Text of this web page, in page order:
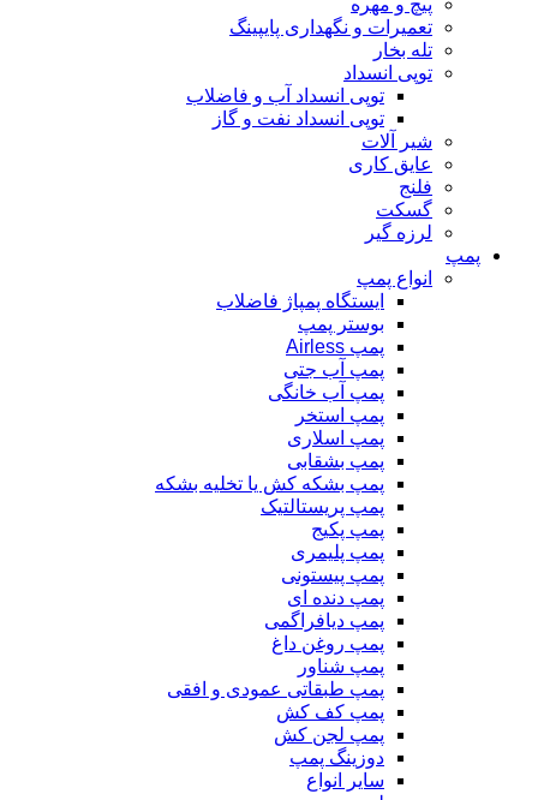
پیچ و مهره
تعمیرات و نگهداری پایپینگ
تله بخار
توپی انسداد
توپی انسداد آب و فاضلاب
توپی انسداد نفت و گاز
شیر آلات
عایق کاری
فلنج
گسکت
لرزه گیر
پمپ
انواع پمپ
ایستگاه پمپاژ فاضلاب
بوستر پمپ
پمپ Airless
پمپ آب جتی
پمپ آب خانگی
پمپ استخر
پمپ اسلاری
پمپ بشقابی
پمپ بشکه کش یا تخلیه بشکه
پمپ پریستالتیک
پمپ پکیج
پمپ پلیمری
پمپ پیستونی
پمپ دنده ای
پمپ دیافراگمی
پمپ روغن داغ
پمپ شناور
پمپ طبقاتی عمودی و افقی
پمپ کف کش
پمپ لجن کش
دوزینگ پمپ
سایر انواع